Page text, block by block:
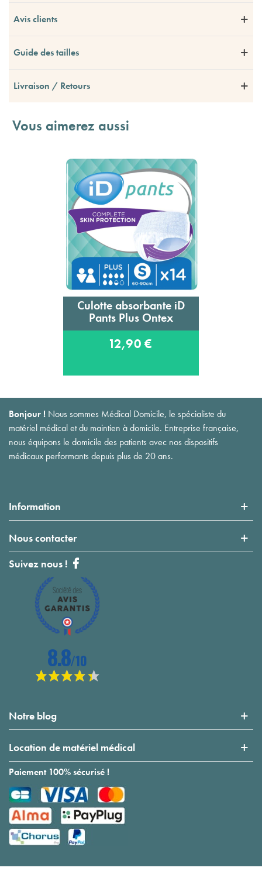
Avis clients
Guide des tailles
Livraison / Retours
Vous aimerez aussi
Culotte absorbante iD
Pants Plus Ontex
12,90 €
Bonjour ! Nous sommes Médical Domicile, le spécialiste du
matériel médical et du maintien à domicile. Entreprise française,
nous équipons le domicile des patients avec nos dispositifs
médicaux performants depuis plus de 20 ans.
Information
Nous contacter
Suivez nous !
Notre blog
Location de matériel médical
Paiement 100% sécurisé !